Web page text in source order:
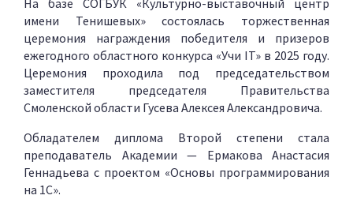
На базе СОГБУК «Культурно-выставочный центр
имени Тенишевых» состоялась торжественная
церемония награждения победителя и призеров
ежегодного областного конкурса «Учи IT» в 2025 году.
Церемония проходила под председательством
заместителя председателя Правительства
Смоленской области Гусева Алексея Александровича.
Обладателем диплома Второй степени стала
преподаватель Академии — Ермакова Анастасия
Геннадьева с проектом «Основы программирования
на 1С».